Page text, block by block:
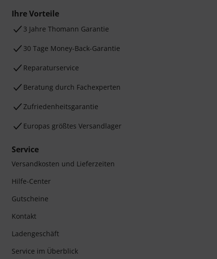
Ihre Vorteile
3 Jahre Thomann Garantie
30 Tage Money-Back-Garantie
Reparaturservice
Beratung durch Fachexperten
Zufriedenheitsgarantie
Europas größtes Versandlager
Service
Versandkosten und Lieferzeiten
Hilfe-Center
Gutscheine
Kontakt
Ladengeschäft
Service im Überblick